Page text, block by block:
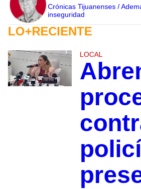
Crónicas Tijuanenses /
inseguridad
LO+RECIENTE
LOCAL